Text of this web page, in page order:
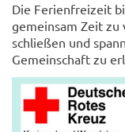
Die Ferienfreizeit
gemeinsam Zeit zu
schließen und
Gemeinschaft zu